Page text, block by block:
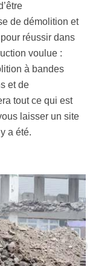
de démolition et
réussir dans
voulue :
à bandes
et de
tout ce qui est
laisser un site
a été.